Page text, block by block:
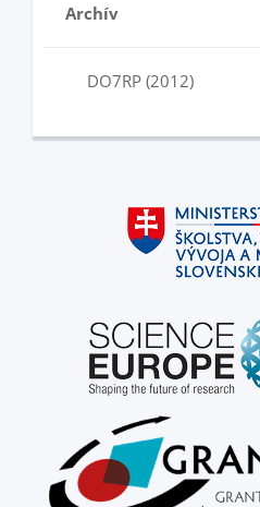
Archív
DO7RP (2012)